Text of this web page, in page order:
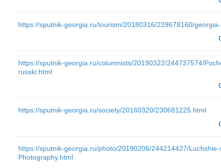
https://sputnik-georgia.ru/tourism/20180316/239678160/
https://sputnik-georgia.ru/columnists/20190322/244737574/
russki.html
https://sputnik-georgia.ru/society/20160320/230681225.html
https://sputnik-georgia.ru/photo/20190206/244214427/
Photography.html